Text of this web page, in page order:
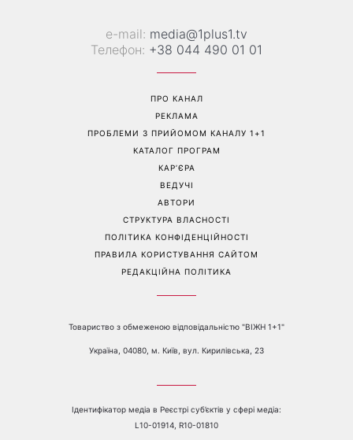
е-mail: media@1plus1.tv
Телефон: +38 044 490 01 01
ПРО КАНАЛ
РЕКЛАМА
ПРОБЛЕМИ З ПРИЙОМОМ КАНАЛУ 1+1
КАТАЛОГ ПРОГРАМ
КАР’ЄРА
ВЕДУЧІ
АВТОРИ
СТРУКТУРА ВЛАСНОСТІ
ПОЛІТИКА КОНФІДЕНЦІЙНОСТІ
ПРАВИЛА КОРИСТУВАННЯ САЙТОМ
РЕДАКЦІЙНА ПОЛІТИКА
Товариство з обмеженою відповідальністю "ВІЖН 1+1"
Україна, 04080, м. Київ, вул. Кирилівська, 23
Ідентифікатор медіа в Реєстрі суб’єктів у сфері медіа:
L10-01914, R10-01810